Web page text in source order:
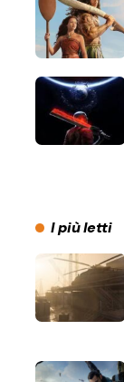
I più letti